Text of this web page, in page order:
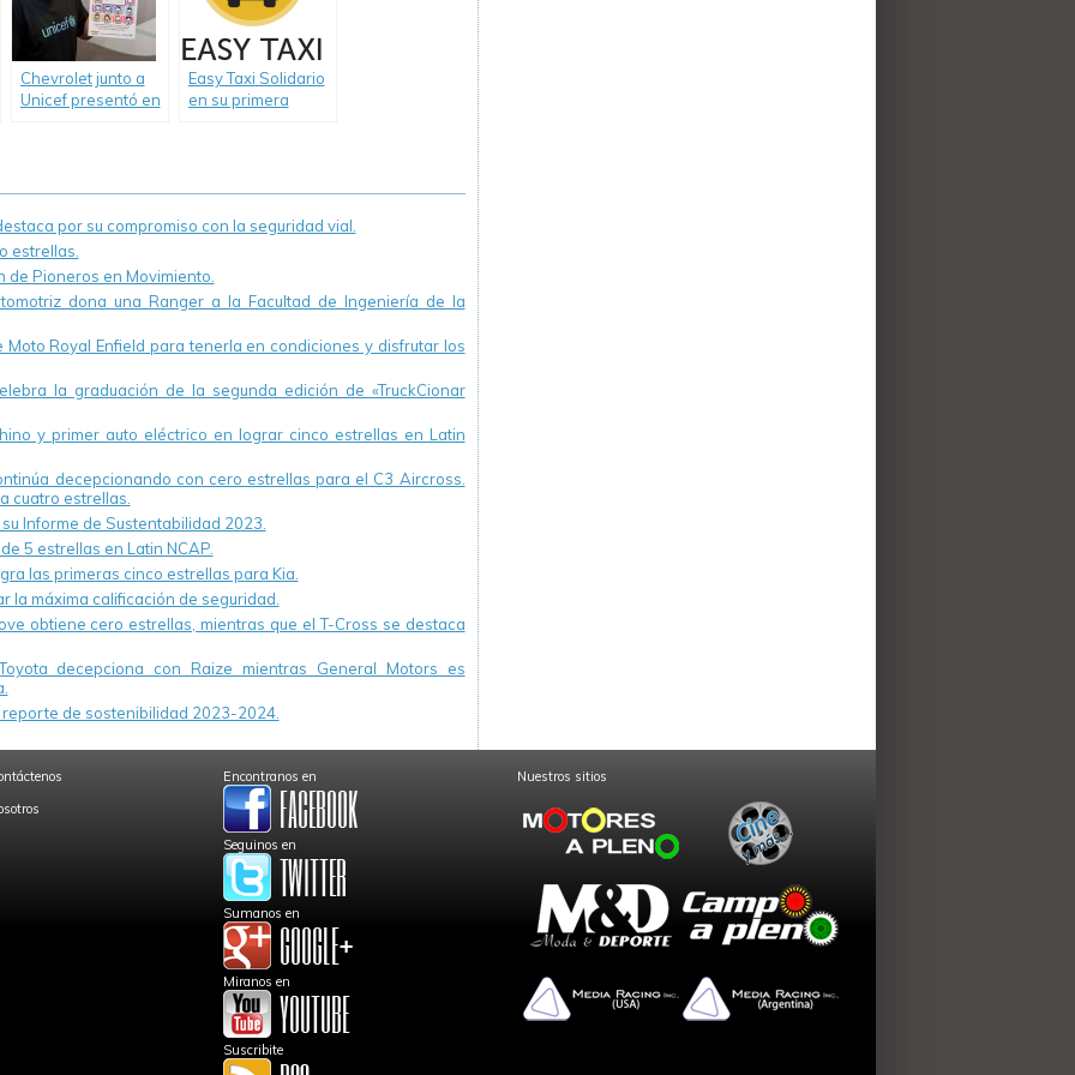
personas en
situación de calle.
Benz Camiones y
Buses y su red
comercial.
Chevrolet junto a
Unicef presentó en
Easy Taxi Solidario
en su primera
personas en
por su compromiso con la seguridad vial.
estrellas.
Pioneros en Movimiento.
dona una Ranger a la Facultad de Ingeniería de la
Royal Enfield para tenerla en condiciones y disfrutar los
la graduación de la segunda edición de «TruckCionar
y primer auto eléctrico en lograr cinco estrellas en Latin
decepcionando con cero estrellas para el C3 Aircross.
cuatro estrellas.
Informe de Sustentabilidad 2023.
5 estrellas en Latin NCAP.
las primeras cinco estrellas para Kia.
la máxima calificación de seguridad.
obtiene cero estrellas, mientras que el T-Cross se destaca
decepciona con Raize mientras General Motors es
de sostenibilidad 2023-2024.
Encontranos en
Seguinos en
Sumanos en
Miranos en
Suscribite
Nuestros sitios